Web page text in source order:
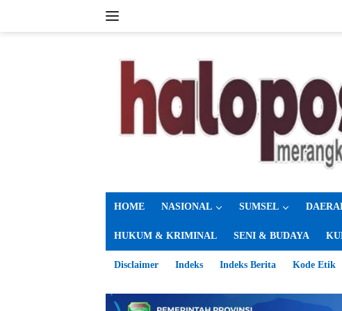
HOME NASIONAL SUMSEL
HUKUM & KRIMINAL SENI & BUDAYA
Disclaimer Indeks Indeks Berita Kode Etik